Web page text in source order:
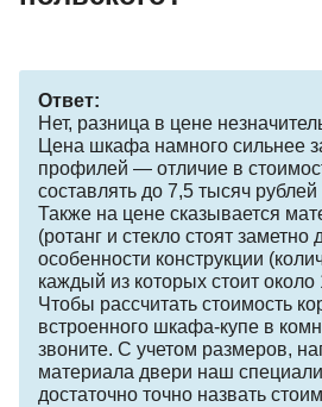
Ответ:
Нет, разница в цене
Цена шкафа намного сильнее
профилей — отличие в
составлять до 7,5 тысяч
Также на цене сказывается
(ротанг и стекло стоят
особенности конструкции
каждый из которых стоит около
Чтобы рассчитать стоимость
встроенного шкафа-купе в
звоните. С учетом размеров,
материала двери наш
достаточно точно назвать